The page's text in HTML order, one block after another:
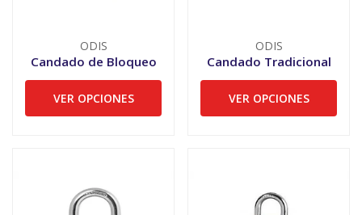
ODIS
Candado de Bloqueo
VER OPCIONES
ODIS
Candado Tradicional
VER OPCIONES